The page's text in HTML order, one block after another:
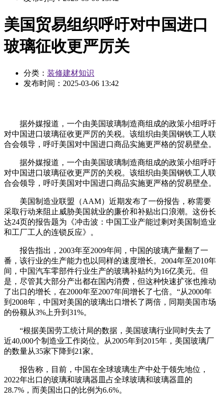
美国贸易组织呼吁对中国进口
玻璃征收更严厉关
分类： 装修建材知识
发布时间： 2025-03-06 13:42
据外媒报道，一个由美国玻璃制造商组成的政策小组呼吁
对中国进口玻璃征收更严厉的关税。该组织由美国钢铁工人联
合会领导，呼吁美国对中国进口商品实施更严格的贸易壁垒。
据外媒报道，一个由美国玻璃制造商组成的政策小组呼吁
对中国进口玻璃征收更严厉的关税。该组织由美国钢铁工人联
合会领导，呼吁美国对中国进口商品实施更严格的贸易壁垒。
美国制造业联盟（AAM）近期发布了一份报告，称需要
采取行动来阻止威胁美国就业的廉价和补贴出口浪潮。这份长
达24页的报告题为《冲击波：中国工业产能过剩对美国制造业
和工厂工人的连锁反应》。
报告指出，2003年至2009年间，中国的玻璃产量翻了一
番，该行业的生产能力也以同样的速度增长。2004年至2010年
间，中国汽车零部件行业生产的玻璃补贴约为16亿美元。但
是，尽管其大部分产出都在国内消费，但这种快速扩张也推动
了出口的增长，在2000年至2007年间增长了七倍。“从2000年
到2008年，中国对美国的玻璃出口增长了两倍，同期美国市场
的份额从3%上升到31%。
“根据美国劳工统计局的数据，美国玻璃行业同时失去了
近40,000个制造业工作岗位。从2005年到2015年，美国玻璃厂
的数量从35家下降到21家。
报告称，目前，中国在全球玻璃生产中处于领先地位，
2022年出口的玻璃和玻璃器皿占全球玻璃和玻璃器皿的
28.7%，而美国出口的比例为6.6%。